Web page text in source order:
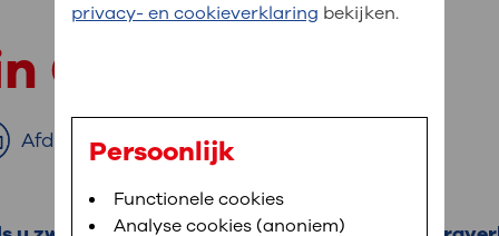
navigatie
bent u naar op
Bloedafname,MijnOLVG,Digitalisering
medische gegevens
In MijnOLVG kunt u uw medische
het u uitkomt. OLVG breidt MijnOLVG
Afdrukken
privacy- en cookieverklaring bekijken.
Persoonlijk
Functionele cookies
Analyse cookies (anoniem)